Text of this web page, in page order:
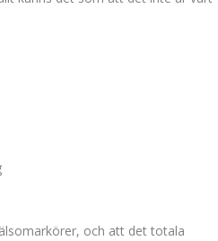
och att det totala